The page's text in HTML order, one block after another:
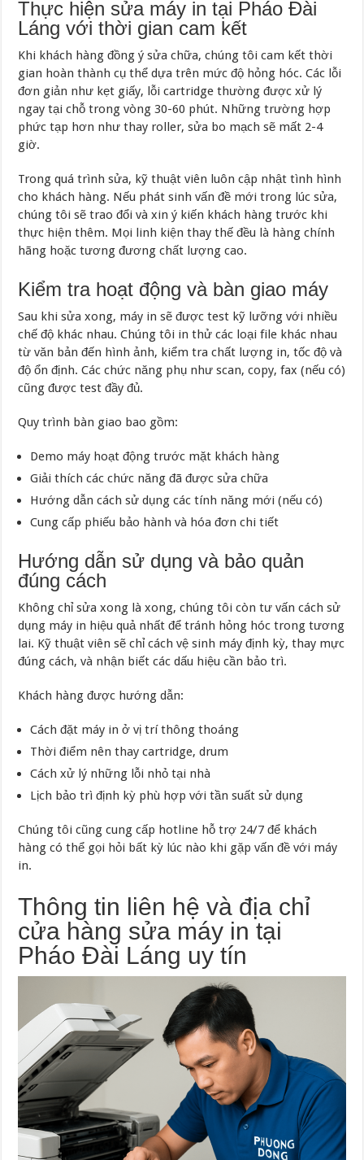
Thực hiện sửa máy in tại Pháo Đài
Láng với thời gian cam kết
Khi khách hàng đồng ý sửa chữa, chúng tôi cam kết thời
gian hoàn thành cụ thể dựa trên mức độ hỏng hóc. Các lỗi
đơn giản như kẹt giấy, lỗi cartridge thường được xử lý
ngay tại chỗ trong vòng 30-60 phút. Những trường hợp
phức tạp hơn như thay roller, sửa bo mạch sẽ mất 2-4
giờ.
Trong quá trình sửa, kỹ thuật viên luôn cập nhật tình hình
cho khách hàng. Nếu phát sinh vấn đề mới trong lúc sửa,
chúng tôi sẽ trao đổi và xin ý kiến khách hàng trước khi
thực hiện thêm. Mọi linh kiện thay thế đều là hàng chính
hãng hoặc tương đương chất lượng cao.
Kiểm tra hoạt động và bàn giao máy
Sau khi sửa xong, máy in sẽ được test kỹ lưỡng với nhiều
chế độ khác nhau. Chúng tôi in thử các loại file khác nhau
từ văn bản đến hình ảnh, kiểm tra chất lượng in, tốc độ và
độ ổn định. Các chức năng phụ như scan, copy, fax (nếu có)
cũng được test đầy đủ.
Quy trình bàn giao bao gồm:
Demo máy hoạt động trước mặt khách hàng
Giải thích các chức năng đã được sửa chữa
Hướng dẫn cách sử dụng các tính năng mới (nếu có)
Cung cấp phiếu bảo hành và hóa đơn chi tiết
Hướng dẫn sử dụng và bảo quản
đúng cách
Không chỉ sửa xong là xong, chúng tôi còn tư vấn cách sử
dụng máy in hiệu quả nhất để tránh hỏng hóc trong tương
lai. Kỹ thuật viên sẽ chỉ cách vệ sinh máy định kỳ, thay mực
đúng cách, và nhận biết các dấu hiệu cần bảo trì.
Khách hàng được hướng dẫn:
Cách đặt máy in ở vị trí thông thoáng
Thời điểm nên thay cartridge, drum
Cách xử lý những lỗi nhỏ tại nhà
Lịch bảo trì định kỳ phù hợp với tần suất sử dụng
Chúng tôi cũng cung cấp hotline hỗ trợ 24/7 để khách
hàng có thể gọi hỏi bất kỳ lúc nào khi gặp vấn đề với máy
in.
Thông tin liên hệ và địa chỉ
cửa hàng sửa máy in tại
Pháo Đài Láng uy tín